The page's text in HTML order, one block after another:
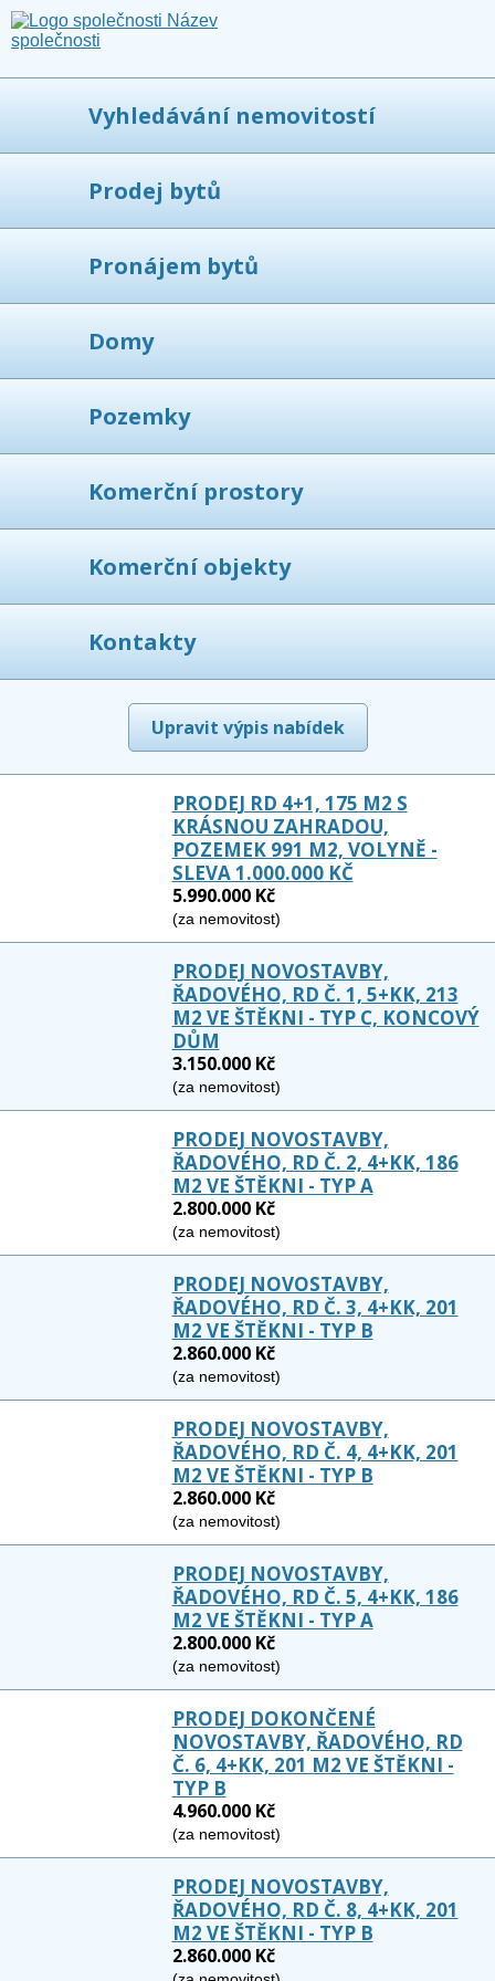
Vyhledávání nemovitostí
Prodej bytů
Pronájem bytů
Domy
Pozemky
Komerční prostory
Komerční objekty
Kontakty
Upravit výpis nabídek
PRODEJ RD 4+1, 175 M2 S
KRÁSNOU ZAHRADOU,
POZEMEK 991 M2, VOLYNĚ -
SLEVA 1.000.000 KČ
5.990.000 Kč
(za nemovitost)
PRODEJ NOVOSTAVBY,
ŘADOVÉHO, RD Č. 1, 5+KK, 213
M2 VE ŠTĚKNI - TYP C, KONCOVÝ
DŮM
3.150.000 Kč
(za nemovitost)
PRODEJ NOVOSTAVBY,
ŘADOVÉHO, RD Č. 2, 4+KK, 186
M2 VE ŠTĚKNI - TYP A
2.800.000 Kč
(za nemovitost)
PRODEJ NOVOSTAVBY,
ŘADOVÉHO, RD Č. 3, 4+KK, 201
M2 VE ŠTĚKNI - TYP B
2.860.000 Kč
(za nemovitost)
PRODEJ NOVOSTAVBY,
ŘADOVÉHO, RD Č. 4, 4+KK, 201
M2 VE ŠTĚKNI - TYP B
2.860.000 Kč
(za nemovitost)
PRODEJ NOVOSTAVBY,
ŘADOVÉHO, RD Č. 5, 4+KK, 186
M2 VE ŠTĚKNI - TYP A
2.800.000 Kč
(za nemovitost)
PRODEJ DOKONČENÉ
NOVOSTAVBY, ŘADOVÉHO, RD
Č. 6, 4+KK, 201 M2 VE ŠTĚKNI -
TYP B
4.960.000 Kč
(za nemovitost)
PRODEJ NOVOSTAVBY,
ŘADOVÉHO, RD Č. 8, 4+KK, 201
M2 VE ŠTĚKNI - TYP B
2.860.000 Kč